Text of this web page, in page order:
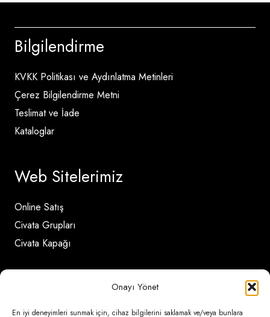
Onayı Yönet
En iyi deneyimleri sunmak için, cihaz bilgilerini saklamak ve/veya bunlara
Bilgilendirme
KVKK Politikası ve Aydınlatma Metinleri
Çerez Bilgilendirme Metni
Teslimat ve İade
Kataloglar
Web Sitelerimiz
Online Satış
Civata Grupları
Civata Kapağı
İletişim Detayları